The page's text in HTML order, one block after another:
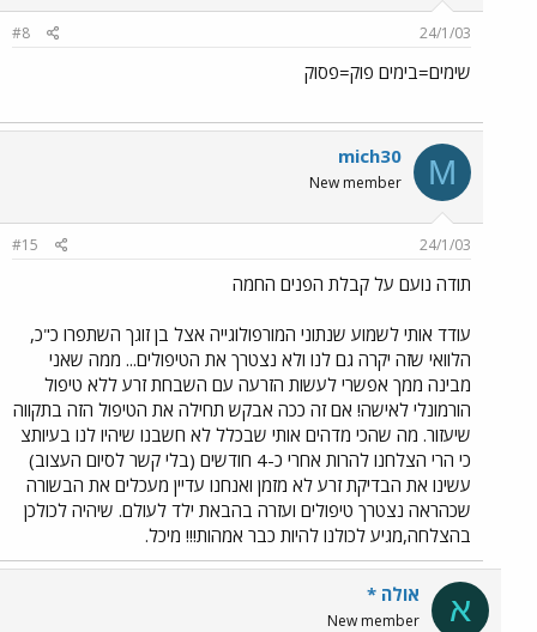
24/1/03
#8
שימים=בימים פוק=פסוק
M
mich30
New member
24/1/03
#15
תודה נועם על קבלת הפנים החמה
עודד אותי לשמוע שנתוני המורפולוגייה אצל בן זוגך השתפרו כ"כ,
הלוואי שזה יקרה גם לנו ולא נצטרך את הטיפולים... ממה שאני
מבינה ממך אפשרי לעשות הזרעה עם השבחת זרע ללא טיפול
הורמונלי לאישה! אם זה ככה אבקש תחילה את הטיפול הזה בתקווה
שיעזור. מה שהכי מדהים אותי שבכלל לא חשבנו שיהיו לנו בעיותצ
כי הרי הצלחנו להרות אחרי כ-4 חודשים (בלי קשר לסיום העצוב)
עשינו את הבדיקת זרע לא מזמן ואנחנו עדיין מעכלים את הבשורה
שכהראה נצטרך טיפולים ועזרה בהבאת ילד לעולם. שיהיה לכולכן
בהצלחה,מגיע לכולנו להיות כבר אמהות!!! מיכל.
א אולה *
New member